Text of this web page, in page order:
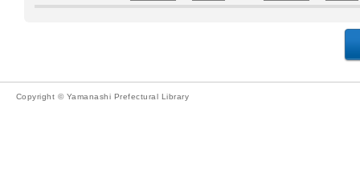
Copyright © Yamanashi Prefectural Library